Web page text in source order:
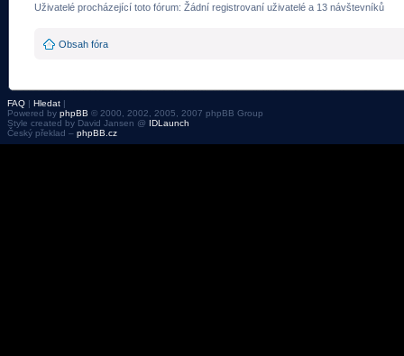
Uživatelé procházející toto fórum: Žádní registrovaní uživatelé a 13 návštevníků
Obsah fóra
FAQ | Hledat |
Powered by phpBB © 2000, 2002, 2005, 2007 phpBB Group
Style created by David Jansen @ IDLaunch
Český překlad – phpBB.cz